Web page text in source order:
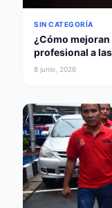
SIN CATEGORÍA
¿Cómo
profesional a
8 junio, 2026